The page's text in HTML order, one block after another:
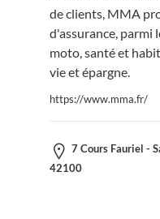
de clients, MMA
d'assurance, parmi
moto, santé et
vie et épargne.
https://www.mma.fr/
7 Cours Fauriel -
42100